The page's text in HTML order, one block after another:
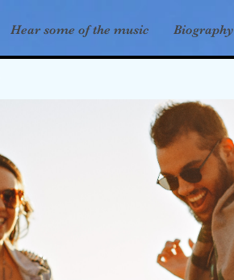
Hear some of the music Biography